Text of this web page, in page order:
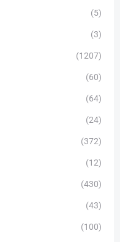
(5)
(3)
(1207)
(60)
(64)
(24)
(372)
(12)
(430)
(43)
(100)